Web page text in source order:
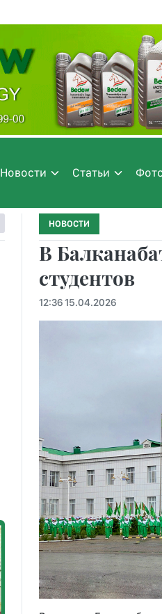
Новости Статьи
НОВОСТИ
В
студентов
12:36 15.04.2026